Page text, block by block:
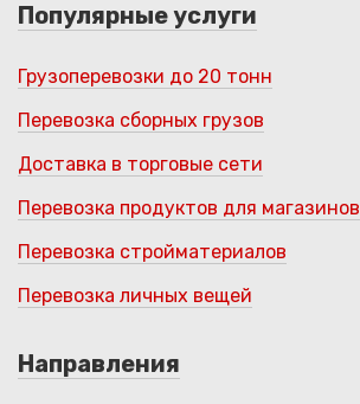
Популярные услуги
Грузоперевозки до 20 тонн
Перевозка сборных грузов
Доставка в торговые сети
Перевозка продуктов для магазинов
Перевозка стройматериалов
Перевозка личных вещей
Направления